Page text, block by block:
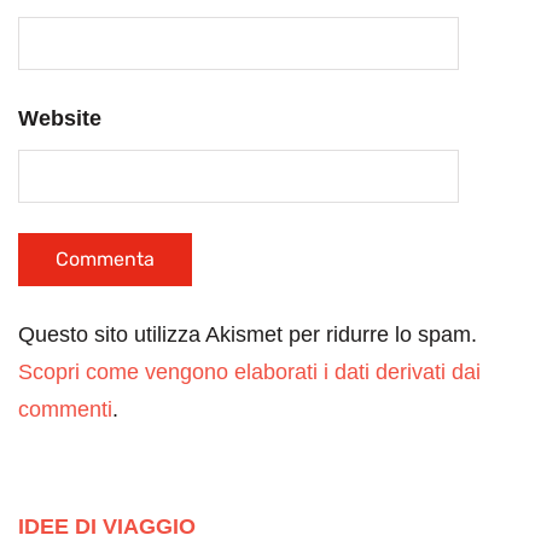
Website
Questo sito utilizza Akismet per ridurre lo spam.
Scopri come vengono elaborati i dati derivati dai
commenti.
IDEE DI VIAGGIO